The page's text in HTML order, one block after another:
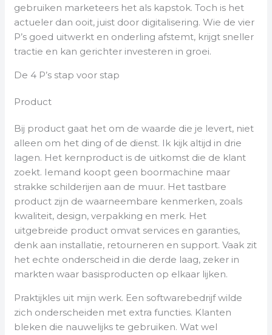
gebruiken marketeers het als kapstok. Toch is het
actueler dan ooit, juist door digitalisering. Wie de vier
P’s goed uitwerkt en onderling afstemt, krijgt sneller
tractie en kan gerichter investeren in groei.
De 4 P’s stap voor stap
Product
Bij product gaat het om de waarde die je levert, niet
alleen om het ding of de dienst. Ik kijk altijd in drie
lagen. Het kernproduct is de uitkomst die de klant
zoekt. Iemand koopt geen boormachine maar
strakke schilderijen aan de muur. Het tastbare
product zijn de waarneembare kenmerken, zoals
kwaliteit, design, verpakking en merk. Het
uitgebreide product omvat services en garanties,
denk aan installatie, retourneren en support. Vaak zit
het echte onderscheid in die derde laag, zeker in
markten waar basisproducten op elkaar lijken.
Praktijkles uit mijn werk. Een softwarebedrijf wilde
zich onderscheiden met extra functies. Klanten
bleken die nauwelijks te gebruiken. Wat wel